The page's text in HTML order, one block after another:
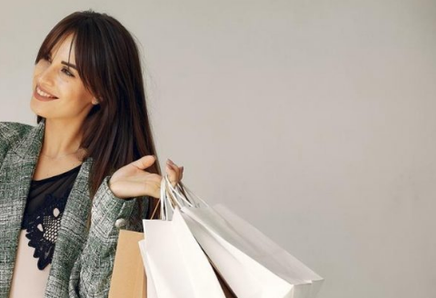
Jak zbudować skuteczny program
poleceń (referral program) w
usługach?
Redaktor
Zrozumienie celu programu poleceń Skuteczny
program poleceń w usługach to narzędzie, które
pozwala firmom zdobywać nowych klientów dzięki
rekomendacjom obecnych
użytkowników.Kluczowym elementem jest